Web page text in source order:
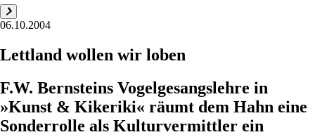
06.10.2004
Lettland wollen wir loben
F.W. Bernsteins Vogelgesangslehre in
»Kunst & Kikeriki« räumt dem Hahn eine
Sonderrolle als Kulturvermittler ein